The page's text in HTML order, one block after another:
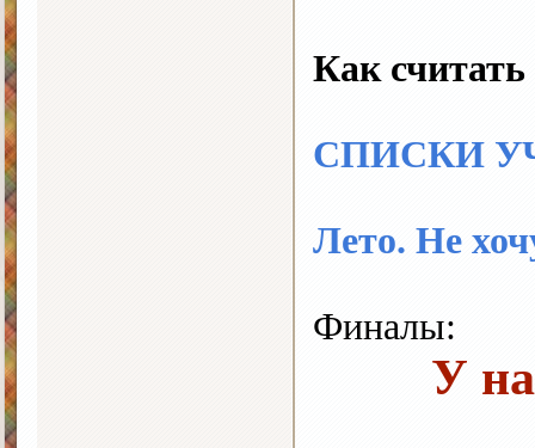
Как
СПИСКИ
Лето. Не
Финалы:
У